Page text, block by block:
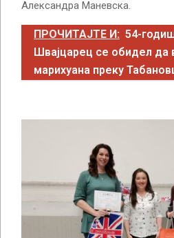
Александра Маневска.
ПРОЧИТАЈТЕ И: 54-
Швајцарец се обидел да
марихуана преку